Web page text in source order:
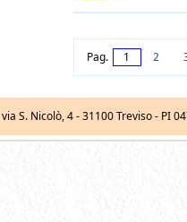
Pag. 1 2
via S. Nicolò, 4-31100 Treviso - PI